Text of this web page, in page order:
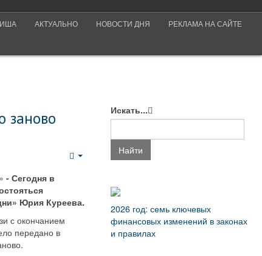
АКТУАЛЬНО НОВОСТИ ДНЯ РЕКЛАМА НА САЙТЕ
заново
- Сегодня в
Юрия Куреева.
с окончанием
передано в
Искать...
Найти
2026 год: семь ключевых
финансовых изменений в законах
и правилах